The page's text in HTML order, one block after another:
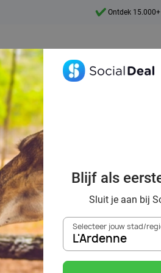
7 dagen per week
mooie
Blijf als
Sluit je aan bij
Selecteer jouw stad/
L'Ardenne